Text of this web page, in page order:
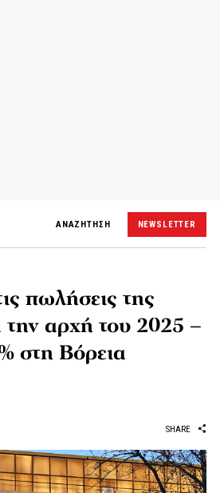
ΑΝΑΖΗΤΗΣΗ NEWSLETTER
πωλήσεις της
αρχή του 2025 –
στη Βόρεια
SHARE